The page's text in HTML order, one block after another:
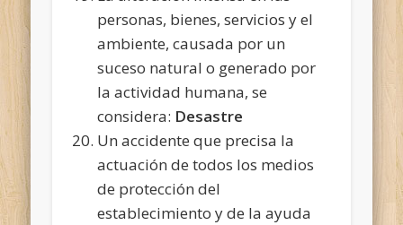
personas, bienes, servicios y el
ambiente, causada por un
suceso natural o generado por
la actividad humana, se
considera: Desastre
Un accidente que precisa la
actuación de todos los medios
de protección del
establecimiento y de la ayuda